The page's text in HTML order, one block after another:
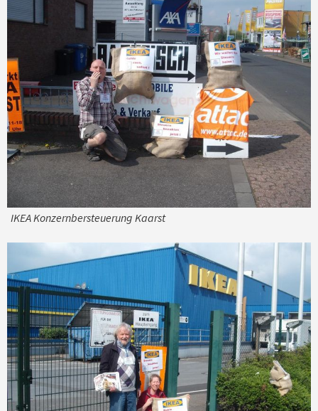
IKEA Konzernbersteuerung Kaarst